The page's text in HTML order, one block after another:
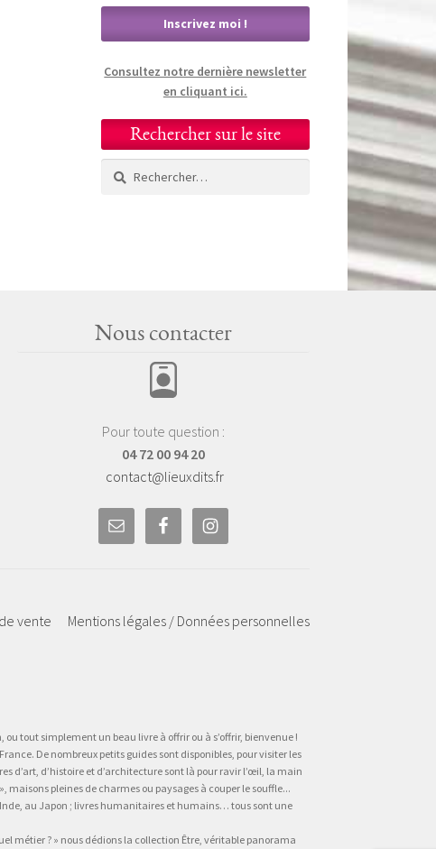
Consultez notre dernière newsletter
en cliquant ici.
Rechercher sur le site
Rechercher :
Nous contacter
Pour toute question :
04 72 00 94 20
contact@lieuxdits.fr
vente Mentions légales / Données personnelles
tout simplement un beau livre à offrir ou à s’offrir, bienvenue !
De nombreux petits guides sont disponibles, pour visiter les
d’art, d’histoire et d’architecture sont là pour ravir l’œil, la main
pleines de charmes ou paysages à couper le souffle...
Inde, au Japon ; livres humanitaires et humains… tous sont une
métier ? » nous dédions la collection Être, véritable panorama